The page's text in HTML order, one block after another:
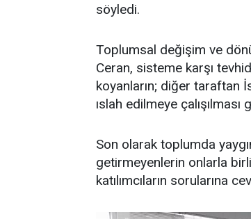
söyledi.
Toplumsal değişim ve
Ceran, sisteme karşı
koyanların; diğer taraftan
ıslah edilmeye
Son olarak toplumda
getirmeyenlerin onlarla
katılımcıların sorularına